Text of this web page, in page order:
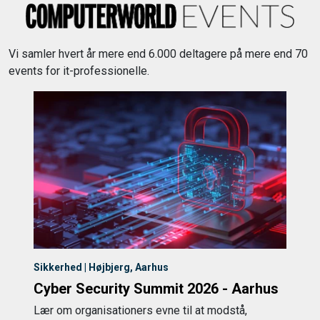
Vi samler hvert år mere end 6.000 deltagere på mere end 70
events for it-professionelle.
Sikkerhed | Højbjerg, Aarhus
Cyber Security Summit 2026 - Aarhus
Lær om organisationers evne til at modstå,